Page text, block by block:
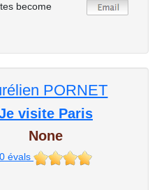
become
PORNET
visite Paris
None
0évals